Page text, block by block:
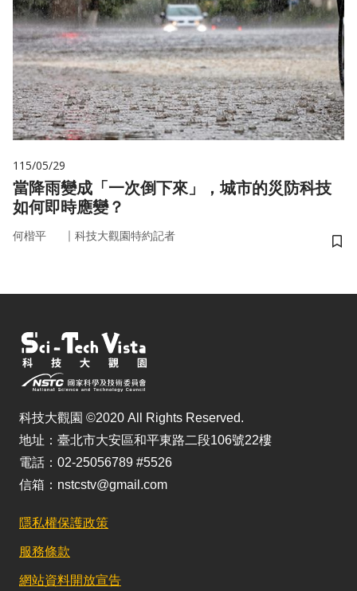
115/05/29
當降雨變成「一次倒下來」，城市的災防科技
如何即時應變？
何楷平 ｜ 科技大觀園特約記者
儲
科技大觀園 ©2020 All Rights Reserved.
地址：臺北市大安區和平東路二段106號22樓
電話：02-25056789 #5526
信箱：nstcstv@gmail.com
隱私權保護政策
服務條款
網站資料開放宣告